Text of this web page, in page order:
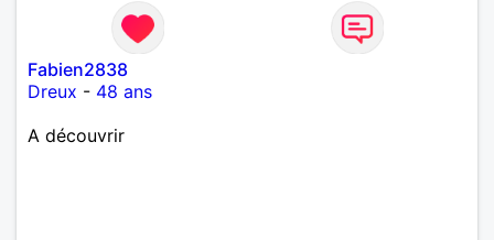
Fabien2838
Dreux - 48 ans
A découvrir